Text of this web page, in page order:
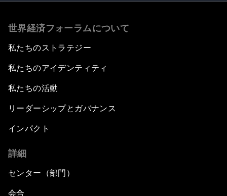
世界経済フォーラムについて
私たちのストラテジー
私たちのアイデンティティ
私たちの活動
リーダーシップとガバナンス
インパクト
詳細
センター（部門）
会合